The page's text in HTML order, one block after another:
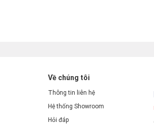
Về chúng tôi
Thông tin liên hệ
Hệ thống Showroom
Hỏi đáp